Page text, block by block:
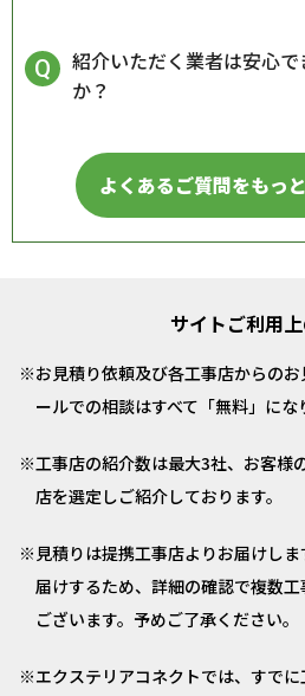
紹介いただく業者は安心で
か？
よくあるご質問をもっ
サイトご利用
お見積り依頼及び各工事店からの
ールでの相談はすべて「無料」にな
工事店の紹介数は最大3社、お客様
店を選定しご紹介しております。
見積りは提携工事店よりお届けし
届けするため、詳細の確認で複数
ございます。予めご了承ください。
エクステリアコネクトでは、すで